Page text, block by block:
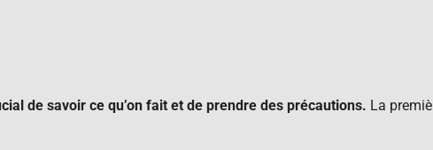
de savoir ce qu’on fait et de prendre des précautions. La